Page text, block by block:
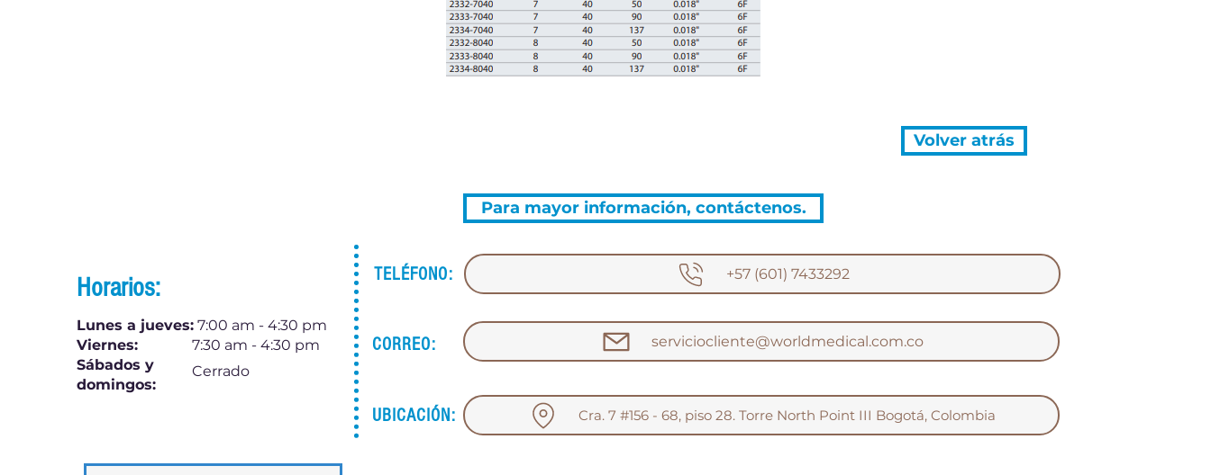
Volver atrás
Para mayor información, contáctenos.
Horarios:
Lunes a jueves: 7:00 am - 4:30 pm
Viernes: 7:30 am - 4:30 pm
Sábados y
domingos:
Cerrado
TELÉFONO: +57 (601) 7433292
CORREO: serviciocliente@worldmedical.com.co
UBICACIÓN: Cra. 7 #156 - 68, piso 28. Torre North Point III Bogotá, Colombia